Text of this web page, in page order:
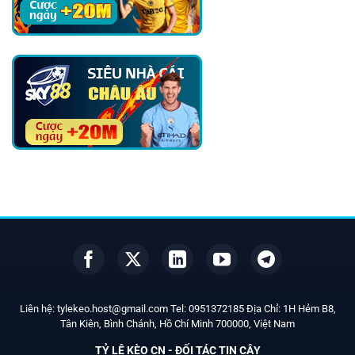
Liên hệ: tylekeo.host@gmail.comTel: 0951372185Địa Chỉ: 1H Hẻm B8,
Tân Kiên, Bình Chánh, Hồ Chí Minh 700000 , Việt Nam
TỶ LỆ KÈO CN - ĐỐI TÁC TIN CẬY